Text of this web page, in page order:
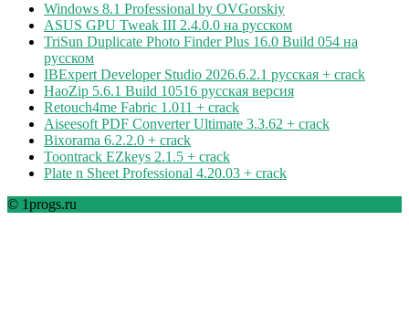
Windows 8.1 Professional by OVGorskiy
ASUS GPU Tweak III 2.4.0.0 на русском
TriSun Duplicate Photo Finder Plus 16.0 Build 054 на
русском
IBExpert Developer Studio 2026.6.2.1 русская + crack
HaoZip 5.6.1 Build 10516 русская версия
Retouch4me Fabric 1.011 + crack
Aiseesoft PDF Converter Ultimate 3.3.62 + crack
Bixorama 6.2.2.0 + crack
Toontrack EZkeys 2.1.5 + crack
Plate n Sheet Professional 4.20.03 + crack
© 1progs.ru